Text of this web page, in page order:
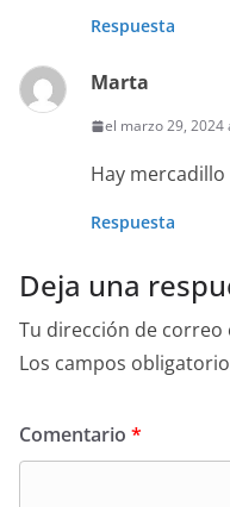
Respuesta
Marta
el marzo 29, 2024
Hay
Respuesta
Deja una
Tu dirección de
Los campos
Comentario *